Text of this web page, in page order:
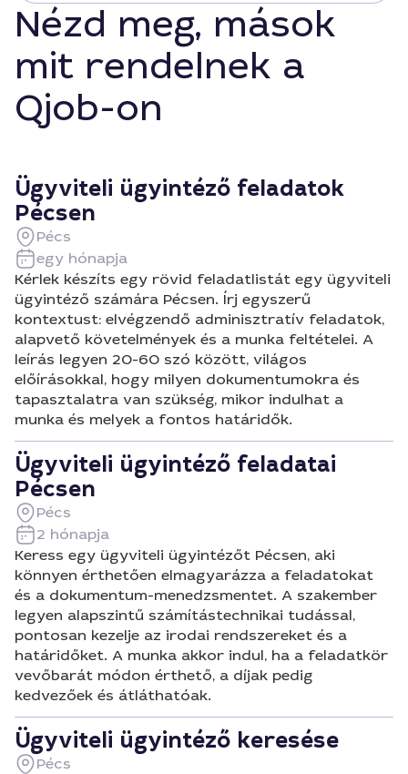
Nézd meg, mások
mit rendelnek a
Qjob-on
Ügyviteli ügyintéző feladatok
Pécsen
Pécs
egy hónapja
Kérlek készíts egy rövid feladatlistát egy ügyviteli
ügyintéző számára Pécsen. Írj egyszerű
kontextust: elvégzendő adminisztratív feladatok,
alapvető követelmények és a munka feltételei. A
leírás legyen 20-60 szó között, világos
előírásokkal, hogy milyen dokumentumokra és
tapasztalatra van szükség, mikor indulhat a
munka és melyek a fontos határidők.
Ügyviteli ügyintéző feladatai
Pécsen
Pécs
2 hónapja
Keress egy ügyviteli ügyintézőt Pécsen, aki
könnyen érthetően elmagyarázza a feladatokat
és a dokumentum-menedzsmentet. A szakember
legyen alapszintű számítástechnikai tudással,
pontosan kezelje az irodai rendszereket és a
határidőket. A munka akkor indul, ha a feladatkör
vevőbarát módon érthető, a díjak pedig
kedvezőek és átláthatóak.
Ügyviteli ügyintéző keresése
Pécs